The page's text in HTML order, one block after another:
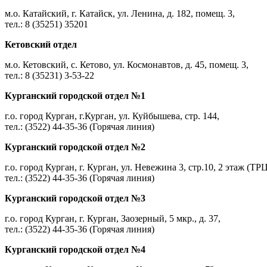
м.о. Катайский, г. Катайск, ул. Ленина, д. 182, помещ. 3,
тел.: 8 (35251) 35201
Кетовский отдел
м.о. Кетовский, с. Кетово, ул. Космонавтов, д. 45, помещ. 3,
тел.: 8 (35231) 3-53-22
Курганский городской отдел №1
г.о. город Курган, г.Курган, ул. Куйбышева, стр. 144,
тел.: (3522) 44-35-36 (Горячая линия)
Курганский городской отдел №2
г.о. город Курган, г. Курган, ул. Невежина 3, стр.10, 2 этаж
тел.: (3522) 44-35-36 (Горячая линия)
Курганский городской отдел №3
г.о. город Курган, г. Курган, Заозерный, 5 мкр., д. 37,
тел.: (3522) 44-35-36 (Горячая линия)
Курганский городской отдел №4